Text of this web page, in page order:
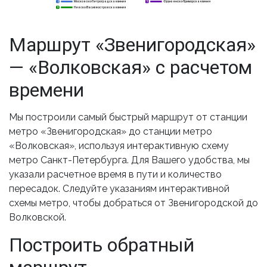
Невско-Василеостровская линия
2
3
5
2
3
Маршрут «Звенигородская»
— «Волковская» с расчетом
времени
Мы построили самый быстрый маршрут от станции
метро «Звенигородская» до станции метро
«Волковская», используя интерактивную схему
метро Санкт-Петербурга. Для Вашего удобства, мы
указали расчетное время в пути и количество
пересадок. Следуйте указаниям интерактивной
схемы метро, чтобы добраться от Звенигородской до
Волковской.
Построить обратный